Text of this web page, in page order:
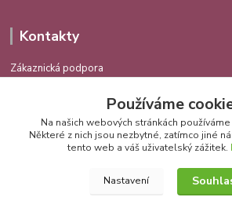
Kontakty
Zákaznická podpora
info@spokojenakocka.cz
Používáme
Na našich webových stránkách
Některé z nich jsou nezbytné, zatímco jiné
tento web a váš uživatelský zážitek.
Nastavení